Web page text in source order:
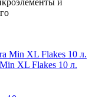
XL Flakes 10 л.